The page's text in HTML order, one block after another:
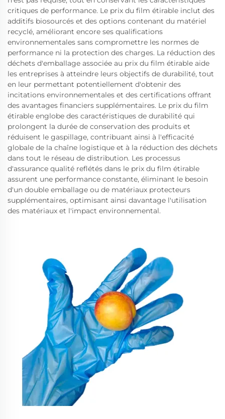
critiques de performance. Le prix du film étirable inclut des
additifs biosourcés et des options contenant du matériel
recyclé, améliorant encore ses qualifications
environnementales sans compromettre les normes de
performance ni la protection des charges. La réduction des
déchets d'emballage associée au prix du film étirable aide
les entreprises à atteindre leurs objectifs de durabilité, tout
en leur permettant potentiellement d'obtenir des
incitations environnementales et des certifications offrant
des avantages financiers supplémentaires. Le prix du film
étirable englobe des caractéristiques de durabilité qui
prolongent la durée de conservation des produits et
réduisent le gaspillage, contribuant ainsi à l'efficacité
globale de la chaîne logistique et à la réduction des déchets
dans tout le réseau de distribution. Les processus
d'assurance qualité reflétés dans le prix du film étirable
assurent une performance constante, éliminant le besoin
d'un double emballage ou de matériaux protecteurs
supplémentaires, optimisant ainsi davantage l'utilisation
des matériaux et l'impact environnemental.